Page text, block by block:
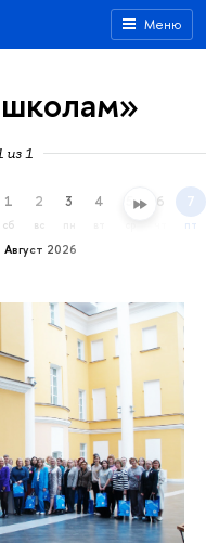
Меню
1
Август 2026
1
сб
2
вс
3 4 5 6 7
пт